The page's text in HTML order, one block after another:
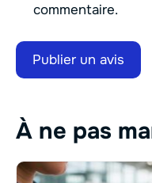
commentaire.
À ne pas